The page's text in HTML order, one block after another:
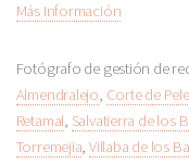
Más Información
Fotógrafo de gestión de
Almendralejo, Corte de
Retamal, Salvatierra de los
Torremejia,Villaba de los